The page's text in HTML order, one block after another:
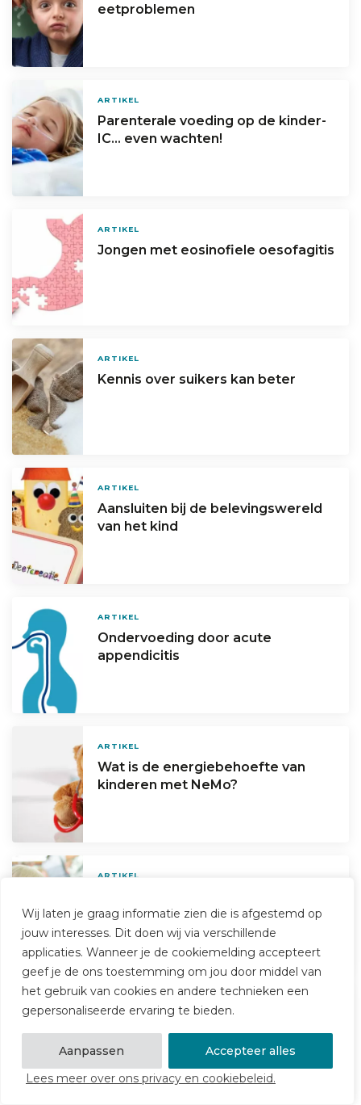
Wij laten je graag informatie zien die is afgestemd op
jouw interesses. Dit doen wij via verschillende
applicaties. Wanneer je de cookiemelding accepteert
geef je de ons toestemming om jou door middel van
het gebruik van cookies en andere technieken een
gepersonaliseerde ervaring te bieden.
Aanpassen
Accepteer alles
Lees meer over ons privacy en cookiebeleid.
eetproblemen
ARTIKEL
Parenterale voeding op de kinder-
IC… even wachten!
ARTIKEL
Jongen met eosinofiele oesofagitis
ARTIKEL
Kennis over suikers kan beter
ARTIKEL
Aansluiten bij de belevingswereld
van het kind
ARTIKEL
Ondervoeding door acute
appendicitis
ARTIKEL
Wat is de energiebehoefte van
kinderen met NeMo?
ARTIKEL
kidsmarketing een zoethoudertje?
ARTIKEL